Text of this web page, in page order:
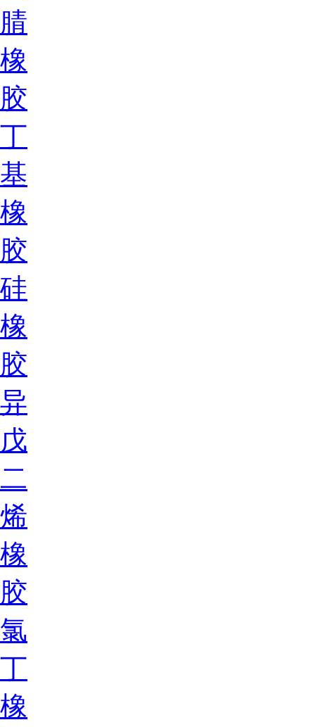
腈
橡
胶
丁
基
橡
胶
硅
橡
胶
异
戊
二
烯
橡
胶
氯
丁
橡